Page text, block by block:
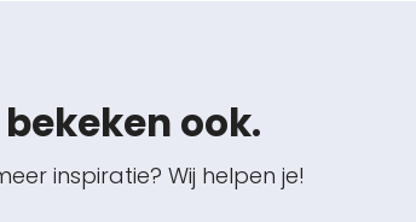
ook.
inspiratie? Wij helpen je!